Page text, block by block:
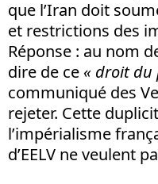
que l’Iran doit
et restrictions des
Réponse : au nom
dire de ce « droit du
communiqué des
rejeter. Cette
l’impérialisme
d’EELV ne veulent